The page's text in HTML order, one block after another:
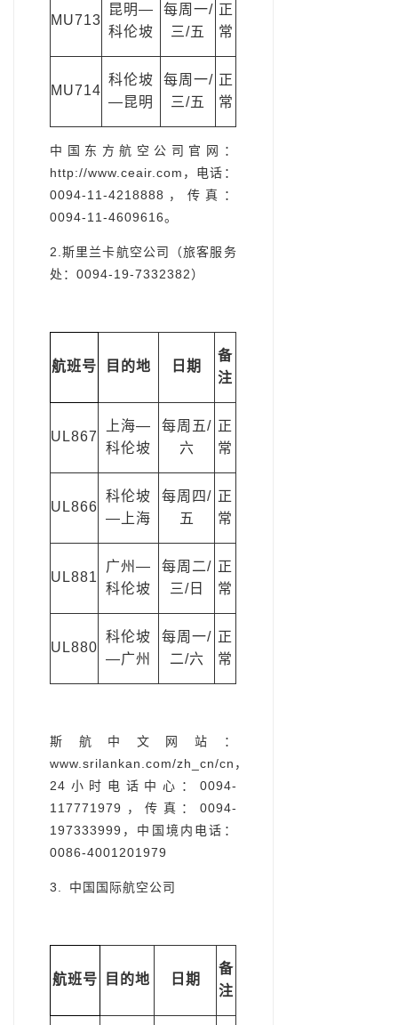
MU713
昆明—
科伦坡
每周一/
三/五
正
常
MU714
科伦坡
—昆明
每周一/
三/五
正
常
中国东方航空公司官网：
http://www.ceair.com ，电话：
0094-11-4218888，传真：
0094-11-4609616。
2.斯里兰卡航空公司（旅客服务
处：0094-19-7332382）
航班号 目的地 日期
备
注
UL867
上海—
科伦坡
每周五/
六
正
常
UL866
科伦坡
—上海
每周四/
五
正
常
UL881
广州—
科伦坡
每周二/
三/日
正
常
UL880
科伦坡
—广州
每周一/
二/六
正
常
斯航中文网站：
www.srilankan.com/zh_cn/cn，
24小时电话中心：0094-
117771979，传真：0094-
197333999，中国境内电话：
0086-4001201979
3. 中国国际航空公司
航班号 目的地 日期
备
注